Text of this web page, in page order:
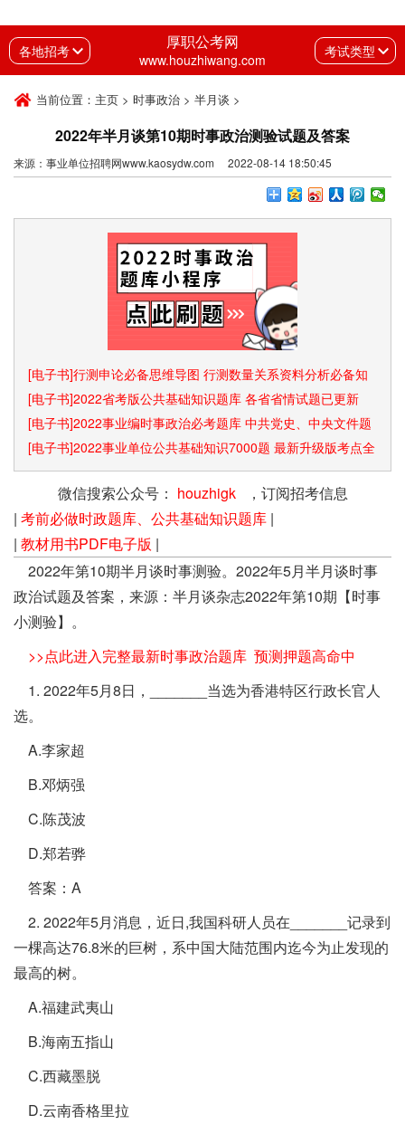
各地招考 厚职公考网
www.houzhiwang.com 考试类型
当前位置： 主页 > 时事政治 > 半月谈 >
2022年半月谈第10期时事政治测验试题及答案
来源：事业单位招聘网www.kaosydw.com 2022-08-14 18:50:45
[电子书]行测申论必备思维导图 行测数量关系资料分析必备知
识点和速算技巧
[电子书]2022省考版公共基础知识题库 各省省情试题已更新
[电子书]2022事业编时事政治必考题库 中共党史、中央文件题
库已更新
[电子书]2022事业单位公共基础知识7000题 最新升级版考点全
覆盖
微信搜索公众号： houzhigk，订阅招考信息
| 考前必做时政题库、公共基础知识题库 |
| 教材用书PDF电子版 |
2022年第10期半月谈时事测验。2022年5月半月谈时事
政治试题及答案，来源：半月谈杂志2022年第10期【时事
小测验】。
>>点此进入完整最新时事政治题库 预测押题高命中
1. 2022年5月8日，_______当选为香港特区行政长官人
选。
A.李家超
B.邓炳强
C.陈茂波
D.郑若骅
答案：A
2. 2022年5月消息，近日,我国科研人员在_______记录到
一棵高达76.8米的巨树，系中国大陆范围内迄今为止发现的
最高的树。
A.福建武夷山
B.海南五指山
C.西藏墨脱
D.云南香格里拉